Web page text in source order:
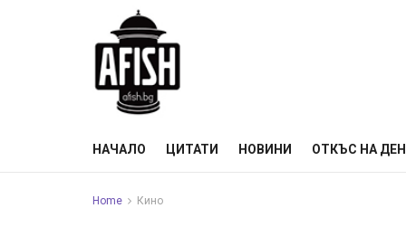
НАЧАЛО ЦИТАТИ НОВИНИ ОТКЪС НА
Home Кино